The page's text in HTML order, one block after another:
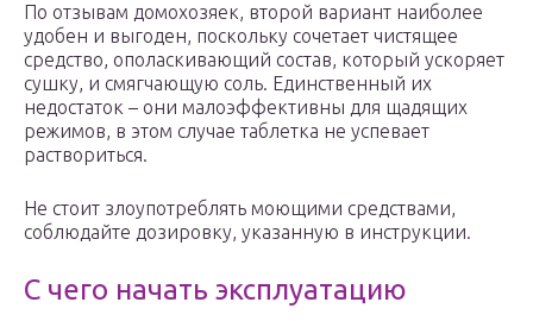
По отзывам домохозяек, второй вариант наиболее
удобен и выгоден, поскольку сочетает чистящее
средство, ополаскивающий состав, который ускоряет
сушку, и смягчающую соль. Единственный их
недостаток – они малоэффективны для щадящих
режимов, в этом случае таблетка не успевает
раствориться.
Не стоит злоупотреблять моющими средствами,
соблюдайте дозировку, указанную в инструкции.
С чего начать эксплуатацию